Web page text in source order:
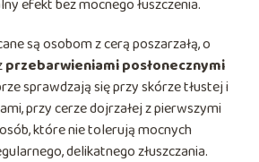
efekt bez mocnego łuszczenia.
są osobom z cerą poszarzałą, o
przebarwieniami posłonecznymi
sprawdzają się przy skórze tłustej i
przy cerze dojrzałej z pierwszymi
które nie tolerują mocnych
delikatnego złuszczania.